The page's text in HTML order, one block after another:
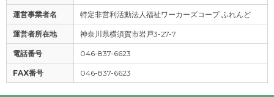
運営事業者名 特定非営利活動法人福祉ワーカーズコープ ふれんど
運営者所在地 神奈川県横須賀市岩戸3-27-7
電話番号 046-837-6623
FAX番号 046-837-6623